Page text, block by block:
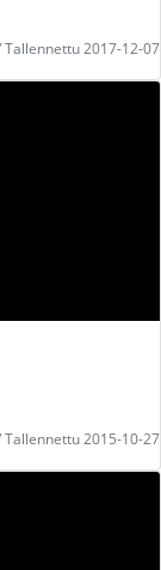
Tallennettu 2017-12-07
Tallennettu 2015-10-27